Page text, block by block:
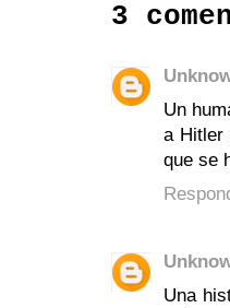
3
Un
a Hitler
que se
Una